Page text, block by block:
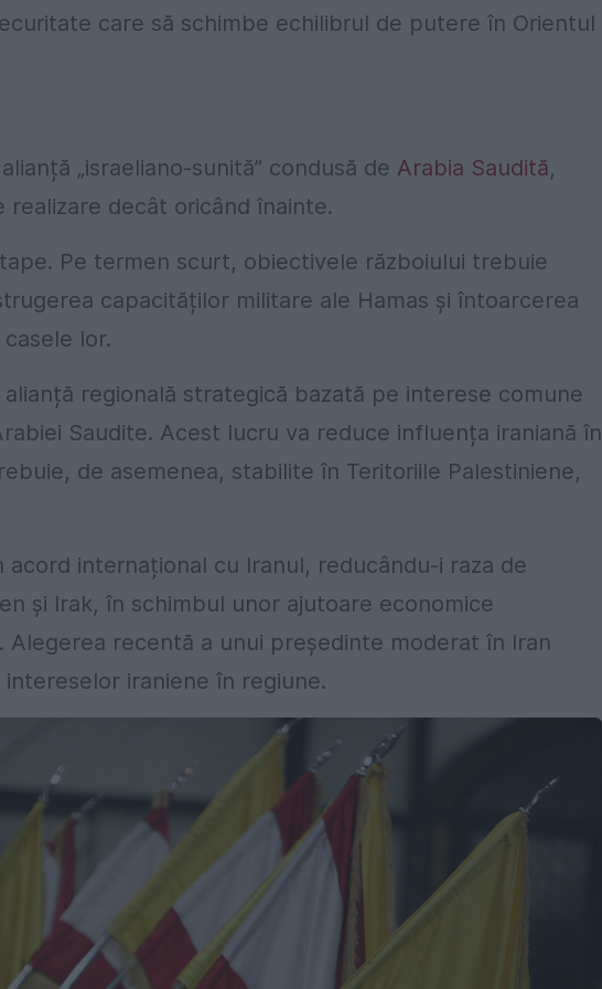
care să schimbe echilibrul de putere în Orientul
„israeliano-sunită” condusă de Arabia Saudită,
decât oricând înainte.
Pe termen scurt, obiectivele războiului trebuie
capacităților militare ale Hamas și întoarcerea
lor.
regională strategică bazată pe interese comune
Saudite. Acest lucru va reduce influența iraniană în
de asemenea, stabilite în Teritoriile Palestiniene,
internațional cu Iranul, reducându-i raza de
și Irak, în schimbul unor ajutoare economice
recentă a unui președinte moderat în Iran
iraniene în regiune.